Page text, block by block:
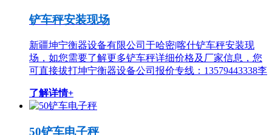
铲车秤安装现场
新疆坤宁衡器设备有限公司于哈密|喀什铲车秤安装现
场，如您需要了解更多铲车秤详细价格及厂家信息，您
可直接拔打坤宁衡器设备公司报价专线：13579443338李
了解详情+
50铲车电子秤